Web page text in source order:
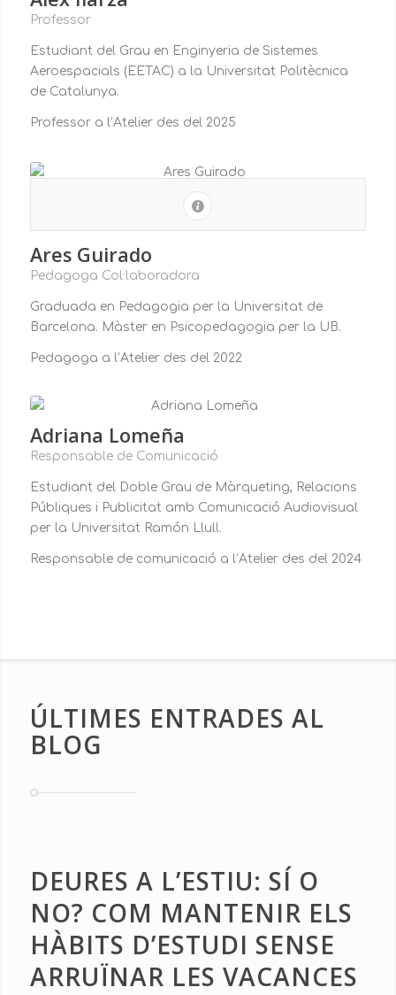
Professor
Estudiant del Grau en Enginyeria de Sistemes
Aeroespacials (EETAC) a la Universitat Politècnica
de Catalunya.
Professor a l’Atelier des del 2025
Ares Guirado
Pedagoga Col·laboradora
Graduada en Pedagogia per la Universitat de
Barcelona. Màster en Psicopedagogia per la UB.
Pedagoga a l’Atelier des del 2022
Adriana Lomeña
Responsable de Comunicació
Estudiant del Doble Grau de Màrqueting, Relacions
Públiques i Publicitat amb Comunicació Audiovisual
per la Universitat Ramón Llull.
Responsable de comunicació a l’Atelier des del 2024
ÚLTIMES ENTRADES AL
BLOG
DEURES A L’ESTIU: SÍ O
NO? COM MANTENIR ELS
HÀBITS D’ESTUDI SENSE
ARRUÏNAR LES VACANCES